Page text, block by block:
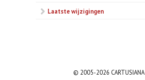
Laatste wijzigingen
© 2005-2026 CARTUSIANA